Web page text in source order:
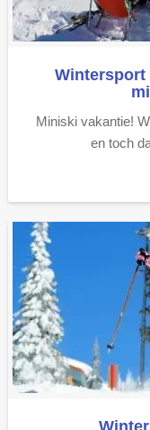
Wintersport
Miniski vakantie!
en toch